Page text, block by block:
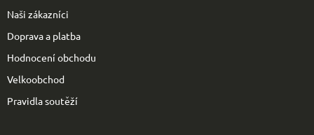
Naši zákazníci
Doprava a platba
Hodnocení obchodu
Velkoobchod
Pravidla soutěží